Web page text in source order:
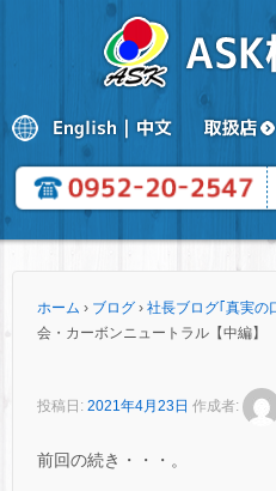
ホーム › ブログ › 社長ブログ｢真実の
会・カーボンニュートラル【中編】
投稿日: 2021年4月23日 作成者:
前回の続き・・・。